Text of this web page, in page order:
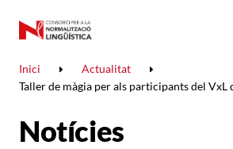
Inici
Actualitat
Taller de màgia per als participants del VxL
Notícies